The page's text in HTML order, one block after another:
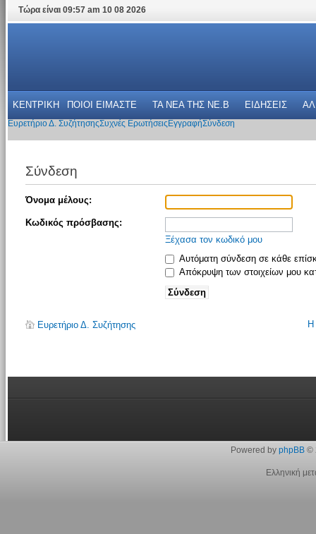
Τώρα είναι 09:57 am 10 08 2026
ΚΕΝΤΡΙΚΗ ΠΟΙΟΙ ΕΙΜΑΣΤΕ ΤΑ ΝΕΑ THΣ NE.B ΕΙΔΗΣΕΙΣ
Ευρετήριο Δ. ΣυζήτησηςΣυχνές Ερωτήσεις ΕγγραφήΣύνδεση
Σύνδεση
Όνομα μέλους:
Κωδικός πρόσβασης:
Ξέχασα τον κωδικό μου
Αυτόματη σύνδεση σε κάθε
Απόκρυψη των στοιχείων μου
Ευρετήριο Δ. Συζήτησης Η
Powered by phpBB©
Ελληνική